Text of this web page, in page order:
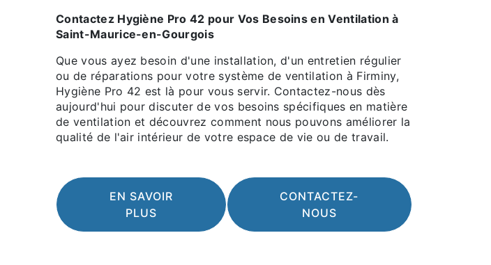
Contactez Hygiène Pro 42 pour Vos Besoins en Ventilation à
Saint-Maurice-en-Gourgois
Que vous ayez besoin d'une installation, d'un entretien régulier
ou de réparations pour votre système de ventilation à Firminy,
Hygiène Pro 42 est là pour vous servir. Contactez-nous dès
aujourd'hui pour discuter de vos besoins spécifiques en matière
de ventilation et découvrez comment nous pouvons améliorer la
qualité de l'air intérieur de votre espace de vie ou de travail.
EN SAVOIR
PLUS
CONTACTEZ-
NOUS